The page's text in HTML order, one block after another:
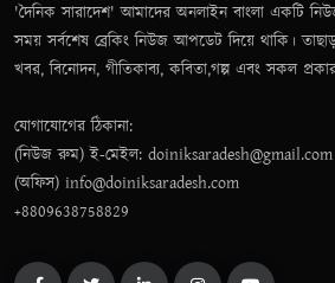
'দৈনিক সারাদেশ' আমাদের অনলাইন বাংলা একটি
সময় সর্বশেষ ব্রেকিং নিউজ আপডেট দিয়ে থাকি।
খবর, বিনোদন, গীতিকাব্য, কবিতা,গল্প এবং সকল
যোগাযোগের ঠিকানা:
(নিউজ রুম) ই-মেইল: doiniksaradesh@gmail.com
(অফিস) info@doiniksaradesh.com
+8809638758829